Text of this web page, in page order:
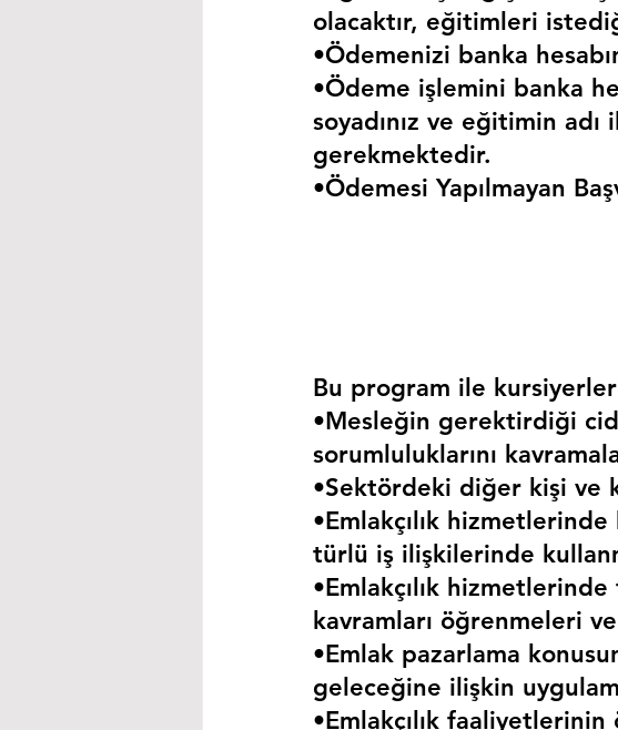
olacaktır, eğitimleri
•Ödemenizi banka
•Ödeme işlemini banka
soyadınız ve eğitimin
gerekmektedir.
•Ödemesi Yapılmayan
Bu program ile
•Mesleğin gerektirdiği
sorumluluklarını
•Sektördeki diğer kişi ve
•Emlakçılık
türlü iş ilişkilerinde
•Emlakçılık
kavramları öğrenmeleri
•Emlak pazarlama
geleceğine ilişkin
•Emlakçılık